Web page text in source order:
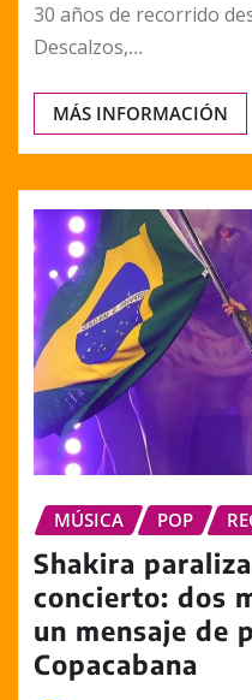
30 años de recorrido
Descalzos,…
MÁS INFORMACIÓN
MÚSICA POP
Shakira
concierto: dos
un mensaje de
Copacabana